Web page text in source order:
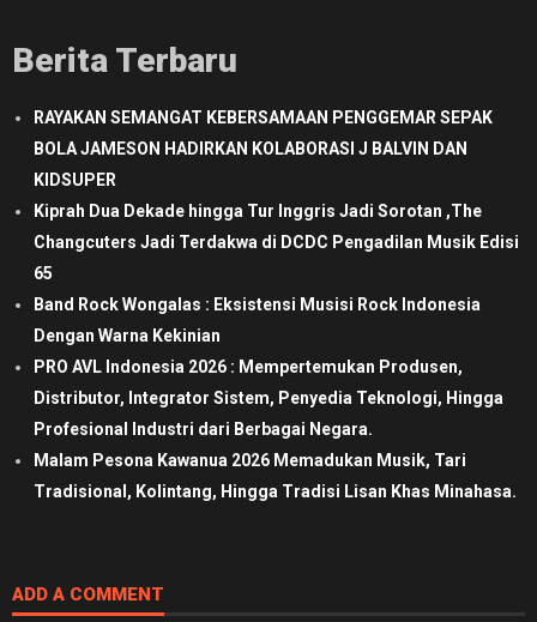
Berita Terbaru
RAYAKAN SEMANGAT KEBERSAMAAN PENGGEMAR SEPAK
BOLA JAMESON HADIRKAN KOLABORASI J BALVIN DAN
KIDSUPER
Kiprah Dua Dekade hingga Tur Inggris Jadi Sorotan ,The
Changcuters Jadi Terdakwa di DCDC Pengadilan Musik Edisi
65
Band Rock Wongalas : Eksistensi Musisi Rock Indonesia
Dengan Warna Kekinian
PRO AVL Indonesia 2026 : Mempertemukan Produsen,
Distributor, Integrator Sistem, Penyedia Teknologi, Hingga
Profesional Industri dari Berbagai Negara.
Malam Pesona Kawanua 2026 Memadukan Musik, Tari
Tradisional, Kolintang, Hingga Tradisi Lisan Khas Minahasa.
ADD A COMMENT